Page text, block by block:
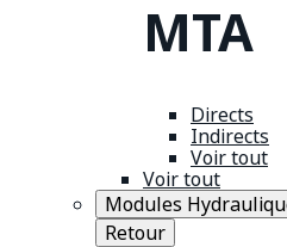
MTA
Directs
Indirects
Voir tout
Voir tout
Modules
Retour